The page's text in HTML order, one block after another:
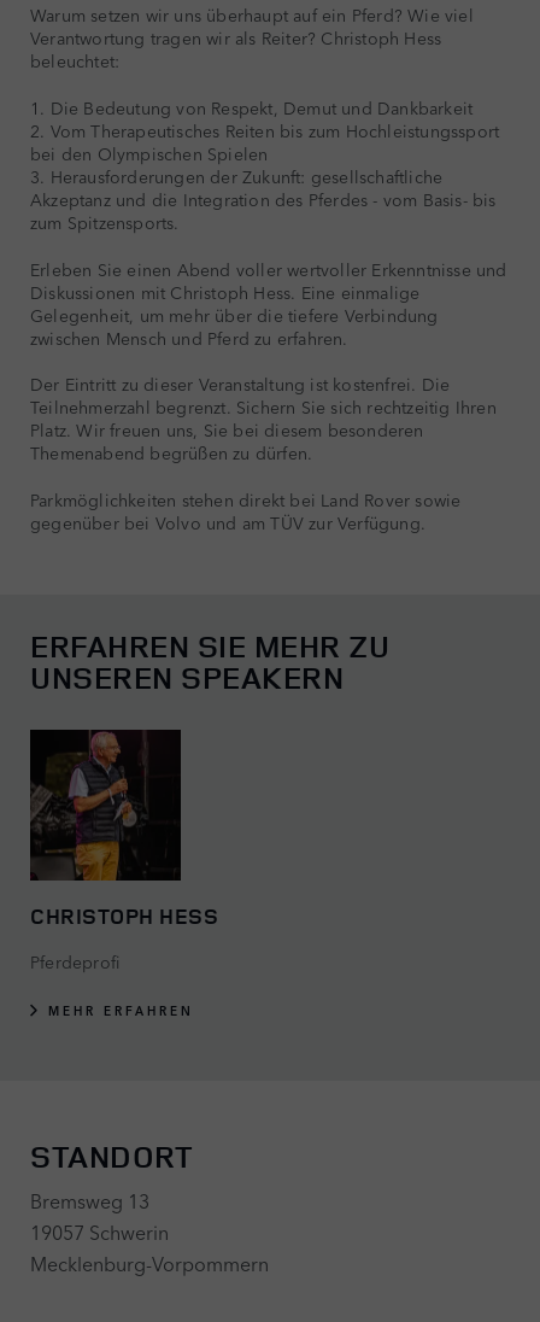
Warum setzen wir uns überhaupt auf ein Pferd? Wie viel
Verantwortung tragen wir als Reiter? Christoph Hess
beleuchtet:
1. Die Bedeutung von Respekt, Demut und Dankbarkeit
2. Vom Therapeutisches Reiten bis zum Hochleistungssport
bei den Olympischen Spielen
3. Herausforderungen der Zukunft: gesellschaftliche
Akzeptanz und die Integration des Pferdes - vom Basis- bis
zum Spitzensports.
Erleben Sie einen Abend voller wertvoller Erkenntnisse und
Diskussionen mit Christoph Hess. Eine einmalige
Gelegenheit, um mehr über die tiefere Verbindung
zwischen Mensch und Pferd zu erfahren.
Der Eintritt zu dieser Veranstaltung ist kostenfrei. Die
Teilnehmerzahl begrenzt. Sichern Sie sich rechtzeitig Ihren
Platz. Wir freuen uns, Sie bei diesem besonderen
Themenabend begrüßen zu dürfen.
Parkmöglichkeiten stehen direkt bei Land Rover sowie
gegenüber bei Volvo und am TÜV zur Verfügung.
ERFAHREN SIE MEHR ZU
UNSEREN SPEAKERN
CHRISTOPH HESS
Pferdeprofi
MEHR ERFAHREN
STANDORT
Bremsweg 13
19057 Schwerin
Mecklenburg-Vorpommern